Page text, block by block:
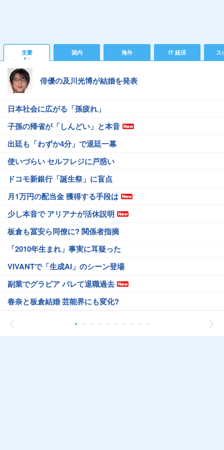
主要 国内 海外 IT 経済 ス
俳優の及川光博が結婚を発表
日本社会に広がる「孫疲れ」
子孫の帰省が「しんどい」と本音
出廷も「わずか4分」で退廷一幕
使いづらい セルフレジに戸惑い
ドコモ新銀行「誕生祭」に盲点
月1万円の配当金 獲得する手段は
少し本音で アリアナが活休説明
板倉も冨安ら同僚に? 関係者指摘
「2010年生まれ」事実に耳疑った
VIVANTで「生成AI」のシーン登場
副業でグラビア バレて退職過去
春奈と板倉結婚 芸能界にも変化?